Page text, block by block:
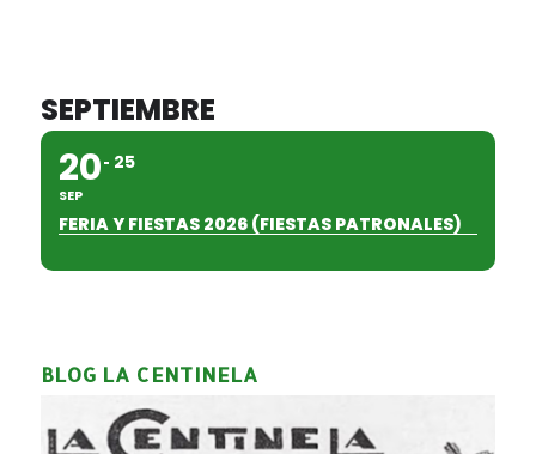
SEPTIEMBRE
20
SEP
25
FERIA Y FIESTAS 2026 (FIESTAS PATRONALES)
BLOG LA CENTINELA